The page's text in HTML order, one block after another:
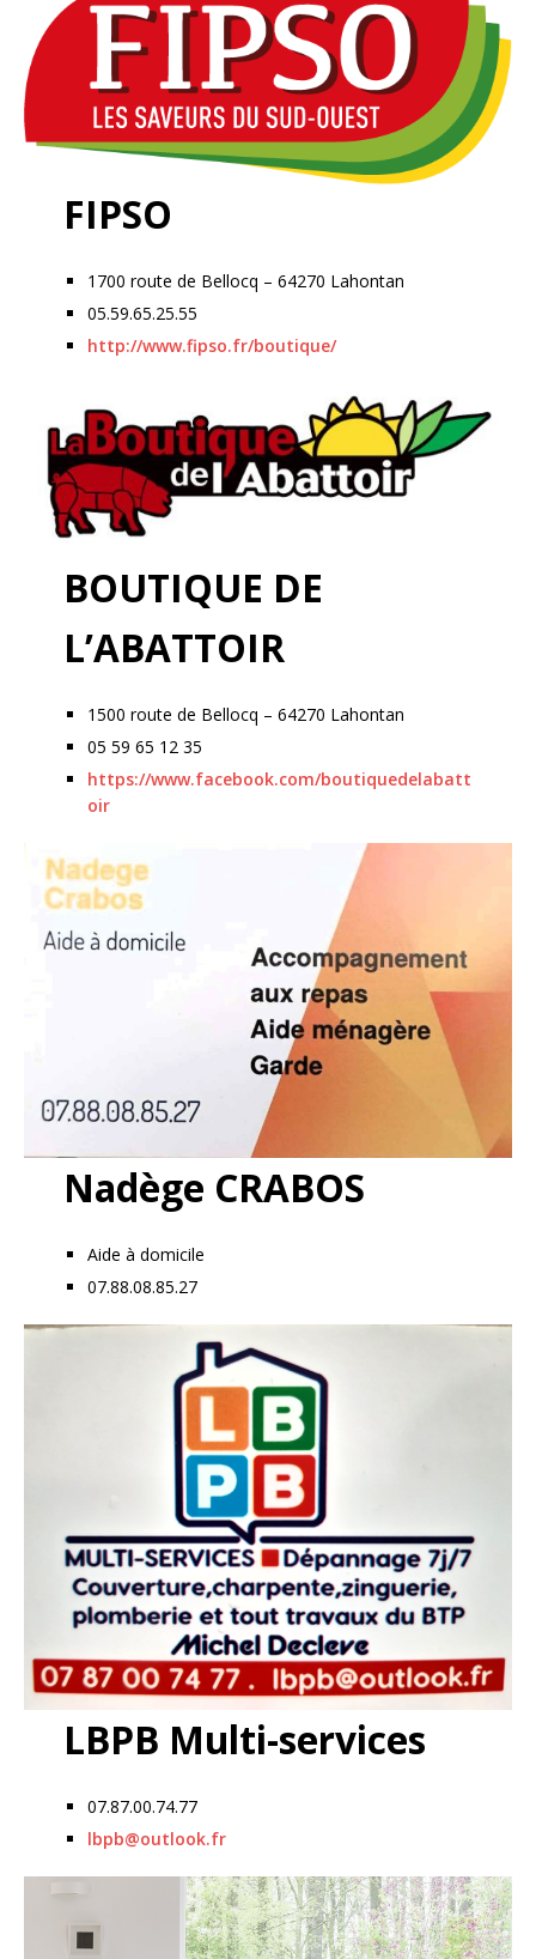
FIPSO
1700 route de Bellocq – 64270 Lahontan
05.59.65.25.55
http://www.fipso.fr/boutique/
BOUTIQUE DE
L’ABATTOIR
1500 route de Bellocq – 64270 Lahontan
05 59 65 12 35
https://www.facebook.com/boutiquedelabatt
oir
Nadège CRABOS
Aide à domicile
07.88.08.85.27
LBPB Multi-services
07.87.00.74.77
lbpb@outlook.fr